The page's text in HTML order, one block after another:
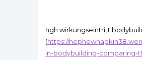
hgh wirkungseintritt
(https://
in-bodybuilding-comparing-